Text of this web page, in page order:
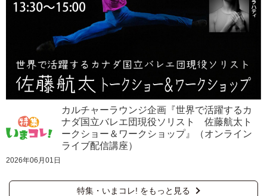
カルチャーラウンジ企画『世界で活躍するカ
ナダ国立バレエ団現役ソリスト 佐藤航太ト
ークショー＆ワークショップ』（オンライン
ライブ配信講座）
2026年06月01日
特集・いまコレ! をもっと見る